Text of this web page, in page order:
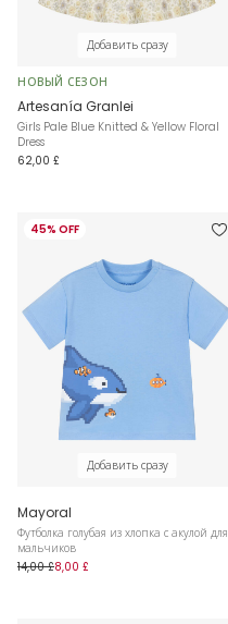
Добавить сразу
НОВЫЙ СЕЗОН
Artesanía Granlei
Girls Pale Blue Knitted & Yellow Floral
Dress
62,00 £
45% OFF
Добавить сразу
Mayoral
Футболка голубая из хлопка с акулой для
мальчиков
14,00 £8,00 £